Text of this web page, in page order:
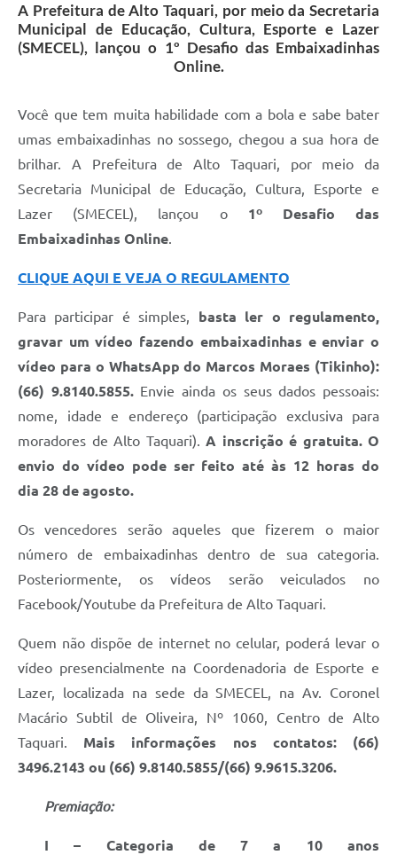
A Prefeitura de Alto Taquari, por meio da Secretaria
Municipal de Educação, Cultura, Esporte e Lazer
(SMECEL), lançou o 1º Desafio das Embaixadinhas
Online.
Você que tem muita habilidade com a bola e sabe bater
umas embaixadinhas no sossego, chegou a sua hora de
brilhar. A Prefeitura de Alto Taquari, por meio da
Secretaria Municipal de Educação, Cultura, Esporte e
Lazer (SMECEL), lançou o 1º Desafio das
Embaixadinhas Online.
CLIQUE AQUI E VEJA O REGULAMENTO
Para participar é simples, basta ler o regulamento,
gravar um vídeo fazendo embaixadinhas e enviar o
vídeo para o WhatsApp do Marcos Moraes (Tikinho):
(66) 9.8140.5855.Envie ainda os seus dados pessoais:
nome, idade e endereço (participação exclusiva para
moradores de Alto Taquari). A inscrição é gratuita. O
envio do vídeo pode ser feito até às 12 horas do
dia 28 de agosto.
Os vencedores serão aqueles que fizerem o maior
número de embaixadinhas dentro de sua categoria.
Posteriormente, os vídeos serão veiculados no
Facebook/Youtube da Prefeitura de Alto Taquari.
Quem não dispõe de internet no celular, poderá levar o
vídeo presencialmente na Coordenadoria de Esporte e
Lazer, localizada na sede da SMECEL, na Av. Coronel
Macário Subtil de Oliveira, Nº 1060, Centro de Alto
Taquari. Mais informações nos contatos: (66)
3496.2143 ou (66) 9.8140.5855/(66) 9.9615.3206.
Premiação:
I – Categoria de 7 a 10 anos